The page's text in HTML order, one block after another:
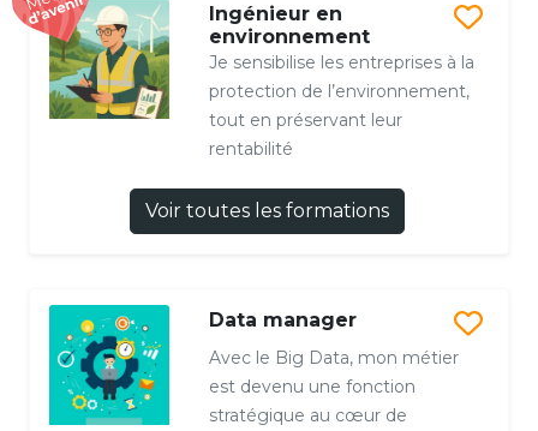
Ingénieur en
environnement
Je sensibilise les entreprises à la
protection de l’environnement,
tout en préservant leur
rentabilité
Voir toutes les formations
Data manager
Avec le Big Data, mon métier
est devenu une fonction
stratégique au cœur de